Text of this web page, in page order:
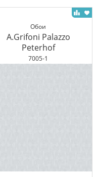
Обои
A.Grifoni Palazzo
Peterhof
7005-1